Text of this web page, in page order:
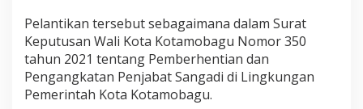
S
a
n
g
Pelantikan tersebut sebagaimana dalam Surat
Keputusan Wali Kota Kotamobagu Nomor 350
tahun 2021 tentang Pemberhentian dan
Pengangkatan Penjabat Sangadi di Lingkungan
Pemerintah Kota Kotamobagu.